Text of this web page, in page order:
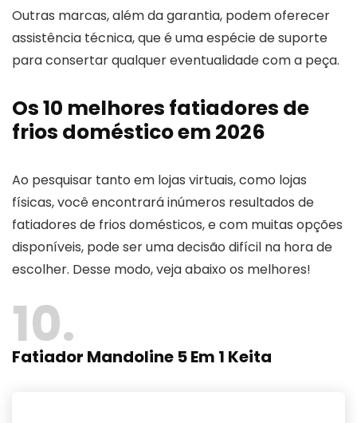
Outras marcas, além da garantia, podem oferecer
assistência técnica, que é uma espécie de suporte
para consertar qualquer eventualidade com a peça.
Os 10 melhores fatiadores de
frios doméstico em 2026
Ao pesquisar tanto em lojas virtuais, como lojas
físicas, você encontrará inúmeros resultados de
fatiadores de frios domésticos, e com muitas opções
disponíveis, pode ser uma decisão difícil na hora de
escolher. Desse modo, veja abaixo os melhores!
10
Fatiador Mandoline 5 Em 1 Keita